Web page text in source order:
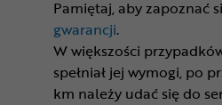
Pamiętaj, aby zapoznać
gwarancji.
W większości
spełniał jej wymogi, po
km należy udać się do